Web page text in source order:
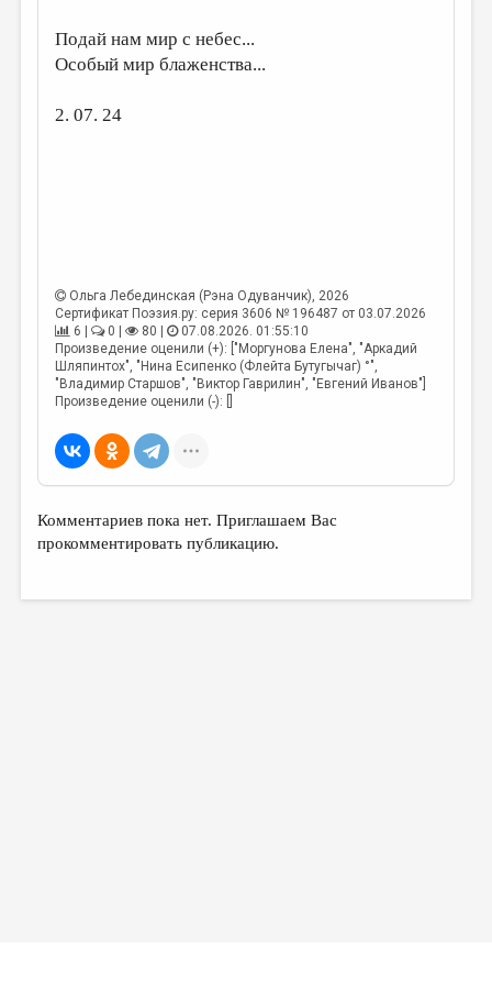
ЭССЕИСТИКА
МЕДИА
ВКОНТАКТЕ
Подай нам мир с небес...
Особый мир блаженства...
2. 07. 24
Ольга Лебединская (Рэна Одуванчик), 2026
Сертификат Поэзия.ру: серия 3606 № 196487 от 03.07.2026
6 |
0 | 80 |
07.08.2026. 01:55:10
Произведение оценили (+): ["Моргунова Елена", "Аркадий
Шляпинтох", "Нина Есипенко (Флейта Бутугычаг) °",
"Владимир Старшов", "Виктор Гаврилин", "Евгений Иванов"]
Произведение оценили (-): []
Комментариев пока нет. Приглашаем Вас
прокомментировать публикацию.